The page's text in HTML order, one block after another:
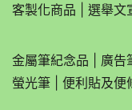
客製化商品
選舉文
金屬筆紀念品 廣告
螢光筆
便利貼及便